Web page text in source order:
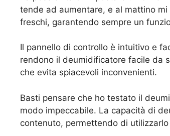
tende ad aumentare, e al mattino
freschi, garantendo sempre un
Il pannello di controllo è intuitivo e
rendono il deumidificatore facile da
che evita spiacevoli inconvenienti.
Basti pensare che ho testato il
modo impeccabile. La capacità di
contenuto, permettendo di